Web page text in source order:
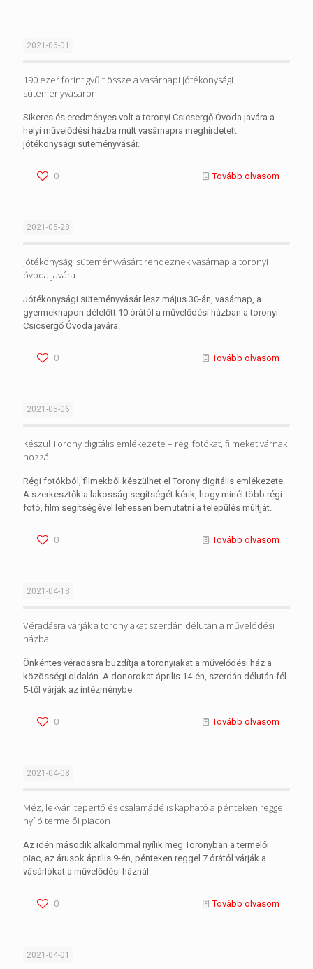
2021-06-01
190 ezer forint gyűlt össze a vasárnapi jótékonysági
süteményvásáron
Sikeres és eredményes volt a toronyi Csicsergő Óvoda javára a
helyi művelődési házba múlt vasárnapra meghirdetett
jótékonysági süteményvásár.
0 Tovább olvasom
2021-05-28
Jótékonysági süteményvásárt rendeznek vasárnap a toronyi
óvoda javára
Jótékonysági süteményvásár lesz május 30-án, vasárnap, a
gyermeknapon délelőtt 10 órától a művelődési házban a toronyi
Csicsergő Óvoda javára.
0 Tovább olvasom
2021-05-06
Készül Torony digitális emlékezete – régi fotókat, filmeket várnak
hozzá
Régi fotókból, filmekből készülhet el Torony digitális emlékezete.
A szerkesztők a lakosság segítségét kérik, hogy minél több régi
fotó, film segítségével lehessen bemutatni a település múltját.
0 Tovább olvasom
2021-04-13
Véradásra várják a toronyiakat szerdán délután a művelődési
házba
Önkéntes véradásra buzdítja a toronyiakat a művelődési ház a
közösségi oldalán. A donorokat április 14-én, szerdán délután fél
5-től várják az intézménybe.
0 Tovább olvasom
2021-04-08
Méz, lekvár, tepertő és csalamádé is kapható a pénteken reggel
nyíló termelői piacon
Az idén második alkalommal nyílik meg Toronyban a termelői
piac, az árusok április 9-én, pénteken reggel 7 órától várják a
vásárlókat a művelődési háznál.
0 Tovább olvasom
2021-04-01